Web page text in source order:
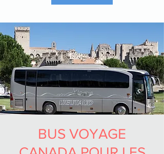
BUS VOYAGE